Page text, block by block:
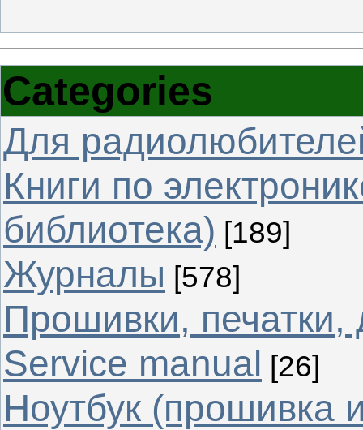
Categories
Для
Книги по
библиотека) [189]
Журналы [578]
Прошивки, печатки,
Service manual [26]
Ноутбук (прошивка